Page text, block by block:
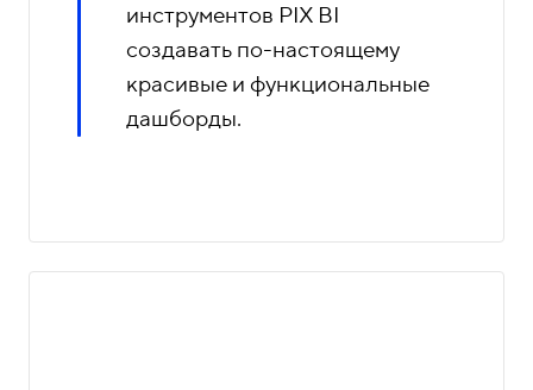
инструментов PIX BI
создавать по-настоящему
красивые и функциональные
дашборды.